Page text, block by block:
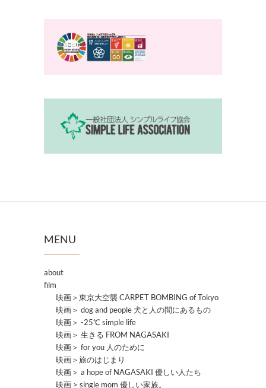
MENU
about
film
映画＞東京大空襲 CARPET BOMBING of Tokyo
映画＞ dog and people 犬と人の間にあるもの
映画＞ -25℃ simple life
映画＞ 生きる FROM NAGASAKI
映画＞ for you 人のために
映画＞旅のはじまり
映画＞ a hope of NAGASAKI 優しい人たち
映画 > single mom 優しい家族。